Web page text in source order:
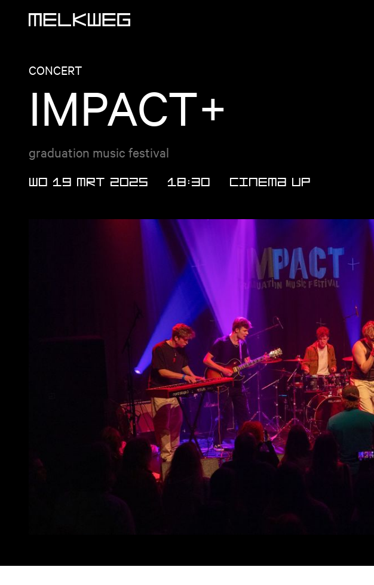
CONCERT
IMPACT+
graduation music festival
WO 19 MRT 2025 18:30 Cinema UP